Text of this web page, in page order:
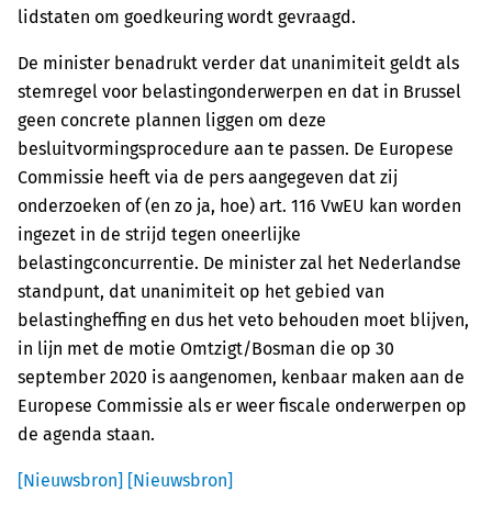
lidstaten om goedkeuring wordt gevraagd.
De minister benadrukt verder dat unanimiteit geldt als
stemregel voor belastingonderwerpen en dat in Brussel
geen concrete plannen liggen om deze
besluitvormingsprocedure aan te passen. De Europese
Commissie heeft via de pers aangegeven dat zij
onderzoeken of (en zo ja, hoe) art. 116 VwEU kan worden
ingezet in de strijd tegen oneerlijke
belastingconcurrentie. De minister zal het Nederlandse
standpunt, dat unanimiteit op het gebied van
belastingheffing en dus het veto behouden moet blijven,
in lijn met de motie Omtzigt/Bosman die op 30
september 2020 is aangenomen, kenbaar maken aan de
Europese Commissie als er weer fiscale onderwerpen op
de agenda staan.
[Nieuwsbron] [Nieuwsbron]